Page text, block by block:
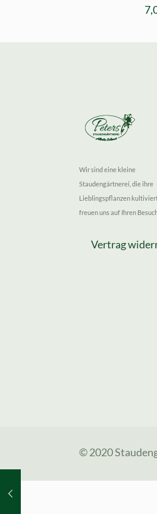
Wir sind eine kleine
Staudengärtnerei, die ihre
Lieblingspflanzen
freuen uns auf Ihren
Vertrag
© 2020